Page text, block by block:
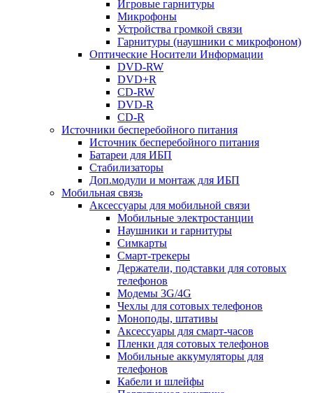
Игровые гарнитуры
Микрофоны
Устройства громкой связи
Гарнитуры (наушники с микрофоном)
Оптические Носители Информации
DVD-RW
DVD+R
CD-RW
DVD-R
CD-R
Источники бесперебойного питания
Источник бесперебойного питания
Батареи для ИБП
Стабилизаторы
Доп.модули и монтаж для ИБП
Мобильная связь
Аксессуары для мобильной связи
Мобильные электростанции
Наушники и гарнитуры
Симкарты
Смарт-трекеры
Держатели, подставки для сотовых
телефонов
Модемы 3G/4G
Чехлы для сотовых телефонов
Моноподы, штативы
Аксессуары для смарт-часов
Пленки для сотовых телефонов
Мобильные аккумуляторы для
телефонов
Кабели и шлейфы